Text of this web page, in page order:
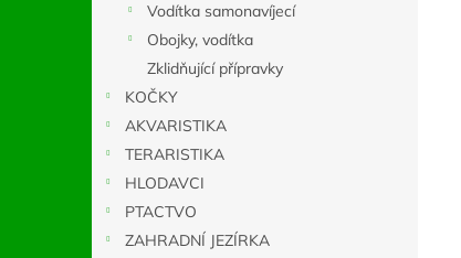
Vodítka samonavíjecí
Obojky, vodítka
Zklidňující přípravky
KOČKY
AKVARISTIKA
TERARISTIKA
HLODAVCI
PTACTVO
ZAHRADNÍ JEZÍRKA